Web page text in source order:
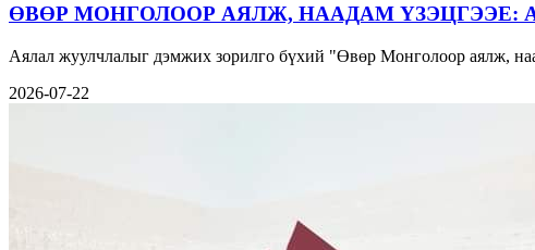
ӨВӨР МОНГОЛООР АЯЛЖ, НААДАМ ҮЗЭЦГЭЭЕ:
Аялал жуулчлалыг дэмжих зорилго бүхий "Өвөр Монголоор аялж,
2026-07-22